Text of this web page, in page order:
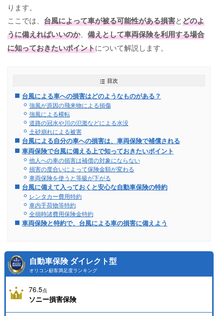
ります。
ここでは、 台風によって車が被る可能性がある損害とどのよ
うに備えればいいのか、 備えとして車両保険を利用する場合
に知っておきたいポイントについて解説します。
目次
台風による車への損害はどのようなものがある？
強風が原因の飛来物による損傷
強風による横転
道路の冠水や川の氾濫などによる水没
土砂崩れによる被害
台風による自分の車への損害は、車両保険で補償される
車両保険で台風に備える上で知っておきたいポイント
他人への車の損害は補償の対象にならない
損害の度合いによって保険金額が変わる
車両保険を使うと等級が下がる
台風に備えて入っておくと安心な自動車保険の特約
レンタカー費用特約
車内手荷物等特約
全損時諸費用保険金特約
車両保険と特約で、台風による車の損害に備えよう
自動車保険 ダイレクト型
オリコン顧客満足度ランキング
76.5点
ソニー損害保険